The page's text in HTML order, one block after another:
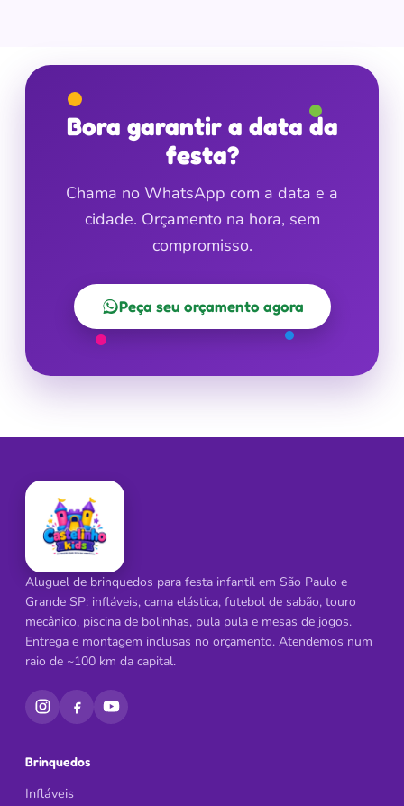
Bora garantir a data da
festa?
Chama no WhatsApp com a data e a
cidade. Orçamento na hora, sem
compromisso.
Peça seu orçamento agora
Aluguel de brinquedos para festa infantil em São Paulo e
Grande SP: infláveis, cama elástica, futebol de sabão, touro
mecânico, piscina de bolinhas, pula pula e mesas de jogos.
Entrega e montagem inclusas no orçamento. Atendemos num
raio de ~100 km da capital.
Brinquedos
Infláveis